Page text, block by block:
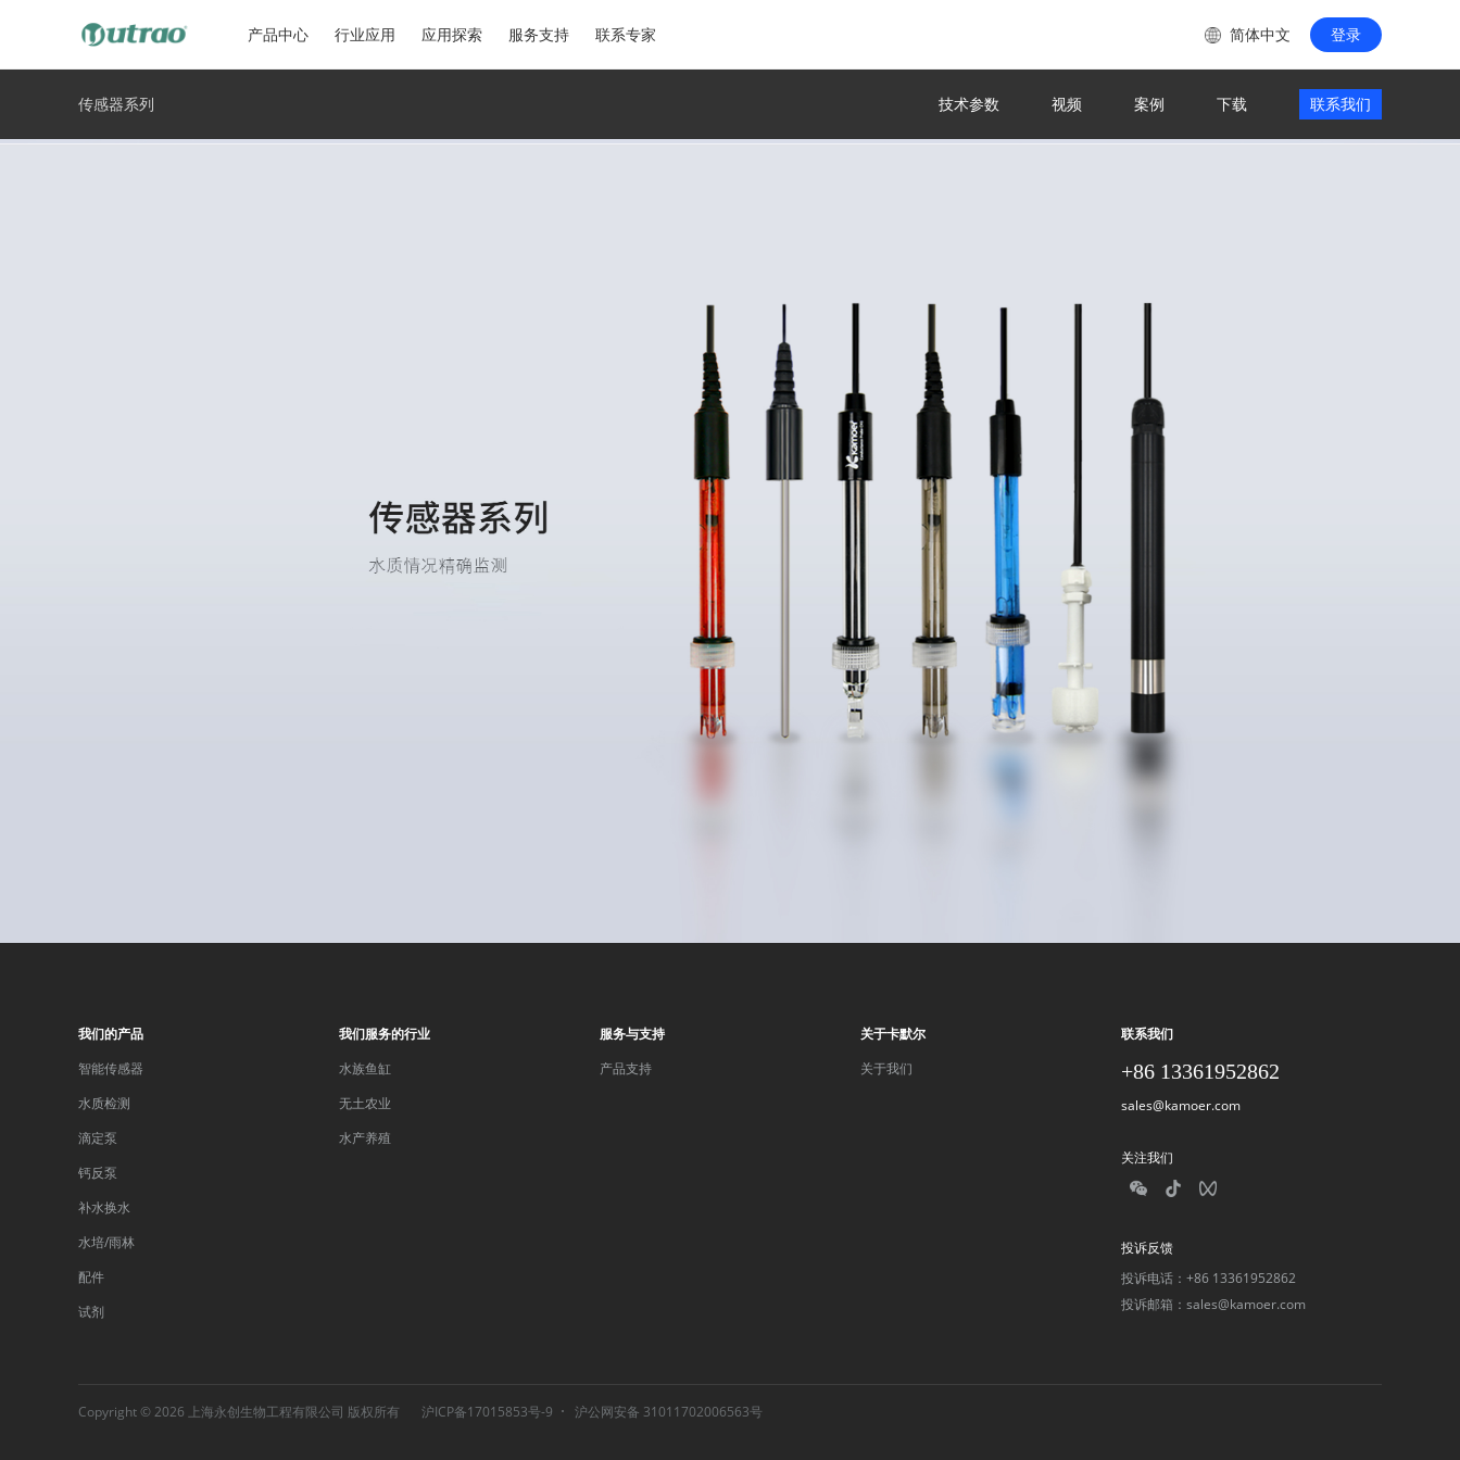
产品中心 行业应用 应用探索 服务支持 联系专家 简体中文 登录
传感器系列 技术参数 视频 案例 下载 联系我们
我们的产品
智能传感器
水质检测
滴定泵
钙反泵
补水换水
水培/雨林
配件
试剂
我们服务的行业
水族鱼缸
无土农业
水产养殖
服务与支持
产品支持
关于卡默尔
关于我们
联系我们
+86 13361952862
sales@kamoer.com
关注我们
投诉反馈
投诉电话：+86 13361952862
投诉邮箱：sales@kamoer.com
Copyright © 2026 上海永创生物工程有限公司 版权所有 沪ICP备17015853号-9 沪公网安备 31011702006563号